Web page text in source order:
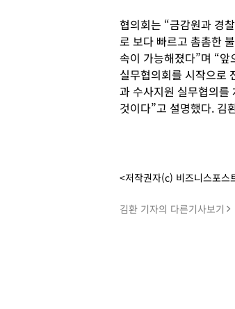
협의회는 “금감원과 경
로 보다 빠르고 촘촘한
속이 가능해졌다”며 “
실무협의회를 시작으로
과 수사지원 실무협의를
것이다”고 설명했다. 김
<저작권자(c) 비즈니스포스
김환 기자의 다른기사보기